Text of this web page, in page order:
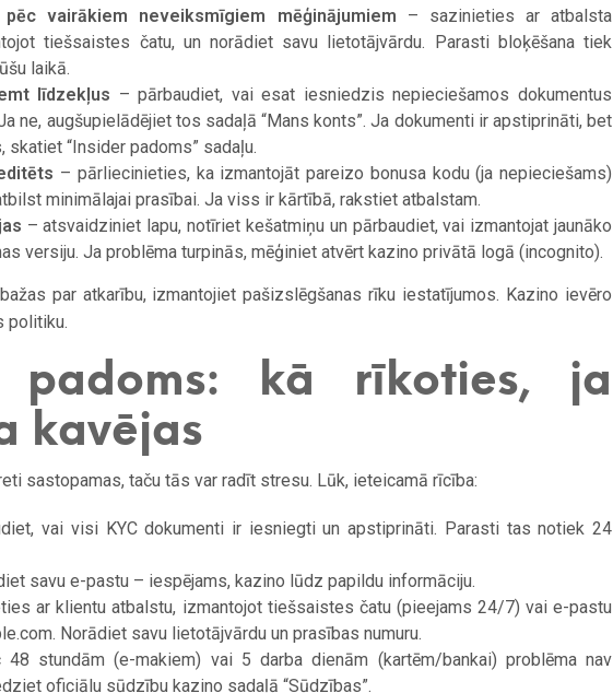
vairākiem neveiksmīgiem mēģinājumiem – sazinieties ar atbalsta
tiešsaistes čatu, un norādiet savu lietotājvārdu. Parasti bloķēšana tiek
laikā.
līdzekļus – pārbaudiet, vai esat iesniedzis nepieciešamos dokumentus
ne, augšupielādējiet tos sadaļā “Mans konts”. Ja dokumenti ir apstiprināti, bet
skatiet “Insider padoms” sadaļu.
– pārliecinieties, ka izmantojāt pareizo bonusa kodu (ja nepieciešams)
minimālajai prasībai. Ja viss ir kārtībā, rakstiet atbalstam.
– atsvaidziniet lapu, notīriet kešatmiņu un pārbaudiet, vai izmantojat jaunāko
versiju. Ja problēma turpinās, mēģiniet atvērt kazino privātā logā (incognito).
par atkarību, izmantojiet pašizslēgšanas rīku iestatījumos. Kazino ievēro
politiku.
padoms: kā rīkoties, ja
kavējas
sastopamas, taču tās var radīt stresu. Lūk, ieteicamā rīcība:
vai visi KYC dokumenti ir iesniegti un apstiprināti. Parasti tas notiek 24
savu e-pastu – iespējams, kazino lūdz papildu informāciju.
ar klientu atbalstu, izmantojot tiešsaistes čatu (pieejams 24/7) vai e-pastu
. Norādiet savu lietotājvārdu un prasības numuru.
48 stundām (e-makiem) vai 5 darba dienām (kartēm/bankai) problēma nav
oficiālu sūdzību kazino sadaļā “Sūdzības”.